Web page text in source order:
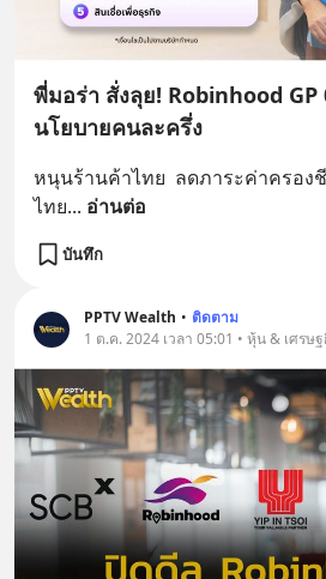
พี่มอร่า สั่งลุย! Robinhood GP
นโยบายคนละครึ่ง
หนุนร้านค้าไทย  ลดภาระค่าครอง
ไทย... อ่านต่อ
บันทึก
PPTV Wealth • ติดตาม
1 ต.ค. 2024 เวลา 05:01 • หุ้น & เศรษ